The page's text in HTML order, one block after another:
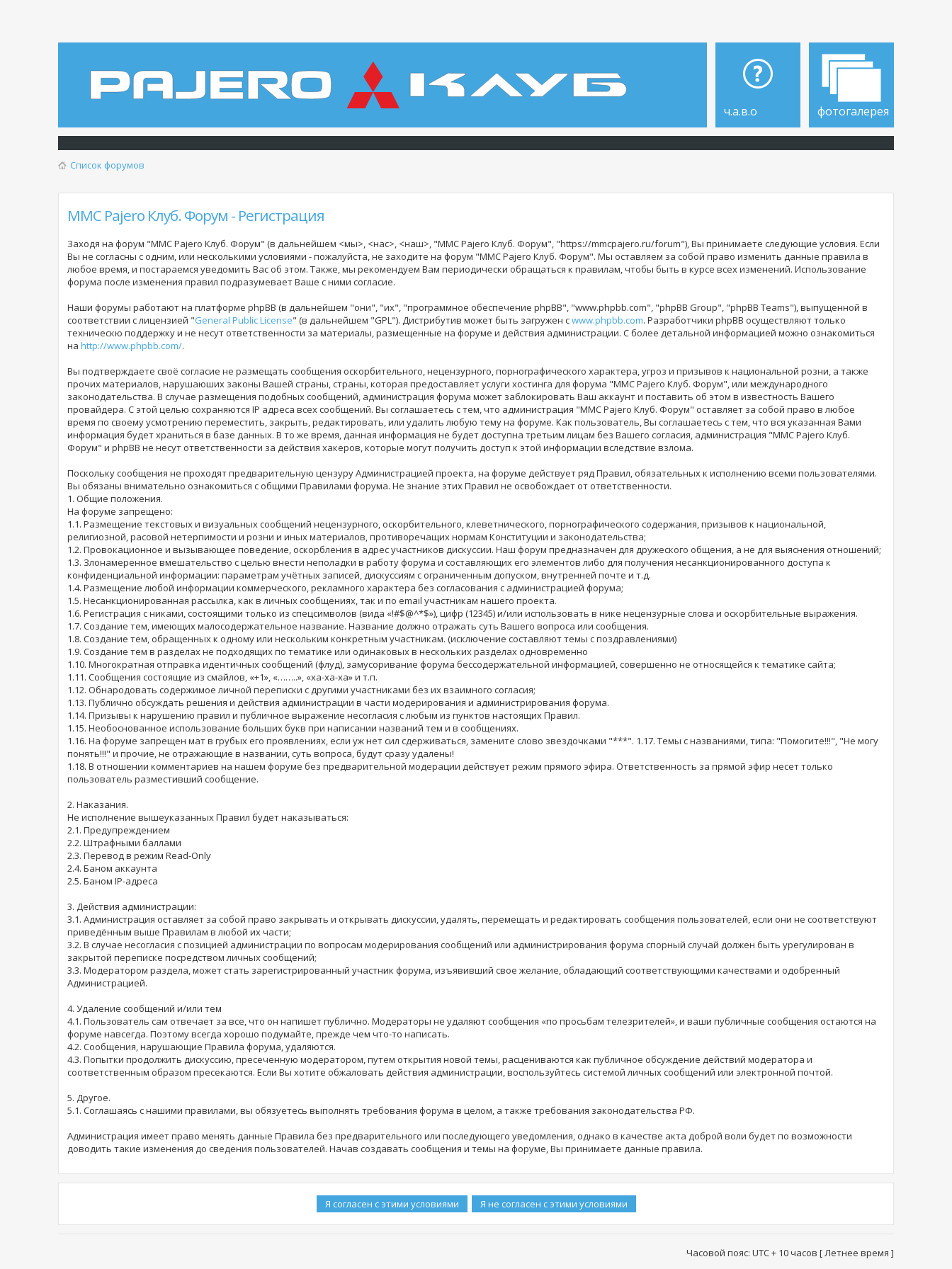
ч.а.в.о фотогалерея
Список форумов
MMC Pajero Клуб. Форум - Регистрация
Заходя на форум "MMC Pajero Клуб. Форум" (в дальнейшем <мы>, <нас>, <наш>, "MMC Pajero Клуб. Форум", "https://mmcpajero.ru/forum"), Вы принимаете следующие условия. Если
Вы не согласны с одним, или несколькими условиями - пожалуйста, не заходите на форум "MMC Pajero Клуб. Форум". Мы оставляем за собой право изменить данные правила в
любое время, и постараемся уведомить Вас об этом. Также, мы рекомендуем Вам периодически обращаться к правилам, чтобы быть в курсе всех изменений. Использование
форума после изменения правил подразумевает Ваше с ними согласие.
Наши форумы работают на платформе phpBB (в дальнейшем "они", "их", "программное обеспечение phpBB", "www.phpbb.com", "phpBB Group", "phpBB Teams"), выпущенной в
соответствии с лицензией "General Public License" (в дальнейшем "GPL"). Дистрибутив может быть загружен сwww.phpbb.com. Разработчики phpBB осуществляют только
техническю поддержку и не несут ответственности за материалы, размещенные на форуме и действия администрации. С более детальной информацией можно ознакомиться
на http://www.phpbb.com/.
Вы подтверждаете своё согласие не размещать сообщения оскорбительного, нецензурного, порнографического характера, угроз и призывов к национальной розни, а также
прочих материалов, нарушаюших законы Вашей страны, страны, которая предоставляет услуги хостинга для форума "MMC Pajero Клуб. Форум", или международного
законодательства. В случае размещения подобных сообщений, администрация форума может заблокировать Ваш аккаунт и поставить об этом в известность Вашего
провайдера. С этой целью сохраняются IP адреса всех сообщений. Вы соглашаетесь с тем, что администрация "MMC Pajero Клуб. Форум" оставляет за собой право в любое
время по своему усмотрению переместить, закрыть, редактировать, или удалить любую тему на форуме. Как пользователь, Вы соглашаетесь с тем, что вся указанная Вами
информация будет храниться в базе данных. В то же время, данная информация не будет доступна третьим лицам без Вашего согласия, администрация "MMC Pajero Клуб.
Форум" и phpBB не несут ответственности за действия хакеров, которые могут получить доступ к этой информации вследствие взлома.
Поскольку сообщения не проходят предварительную цензуру Администрацией проекта, на форуме действует ряд Правил, обязательных к исполнению всеми пользователями.
Вы обязаны внимательно ознакомиться с общими Правилами форума. Не знание этих Правил не освобождает от ответственности.
1. Общие положения.
На форуме запрещено:
1.1. Размещение текстовых и визуальных сообщений нецензурного, оскорбительного, клеветнического, порнографического содержания, призывов к национальной,
религиозной, расовой нетерпимости и розни и иных материалов, противоречащих нормам Конституции и законодательства;
1.2. Провокационное и вызывающее поведение, оскорбления в адрес участников дискуссии. Наш форум предназначен для дружеского общения, а не для выяснения отношений;
1.3. Злонамеренное вмешательство с целью внести неполадки в работу форума и составляющих его элементов либо для получения несанкционированного доступа к
конфиденциальной информации: параметрам учётных записей, дискуссиям с ограниченным допуском, внутренней почте и т.д.
1.4. Размещение любой информации коммерческого, рекламного характера без согласования с администрацией форума;
1.5. Несанкционированная рассылка, как в личных сообщениях, так и по email участникам нашего проекта.
1.6. Регистрация с никами, состоящими только из спецсимволов (вида «!#$@^*$»), цифр (12345) и/или использовать в нике нецензурные слова и оскорбительные выражения.
1.7. Создание тем, имеющих малосодержательное название. Название должно отражать суть Вашего вопроса или сообщения.
1.8. Создание тем, обращенных к одному или нескольким конкретным участникам. (исключение составляют темы с поздравлениями)
1.9. Создание тем в разделах не подходящих по тематике или одинаковых в нескольких разделах одновременно
1.10. Многократная отправка идентичных сообщений (флуд), замусоривание форума бессодержательной информацией, совершенно не относящейся к тематике сайта;
1.11. Сообщения состоящие из смайлов, «+1», «……..», «ха-ха-ха» и т.п.
1.12. Обнародовать содержимое личной переписки с другими участниками без их взаимного согласия;
1.13. Публично обсуждать решения и действия администрации в части модерирования и администрирования форума.
1.14. Призывы к нарушению правил и публичное выражение несогласия с любым из пунктов настоящих Правил.
1.15. Необоснованное использование больших букв при написании названий тем и в сообщениях.
1.16. На форуме запрещен мат в грубых его проявлениях, если уж нет сил сдерживаться, замените слово звездочками "***". 1.17. Темы с названиями, типа: "Помогите!!!", "Не могу
понять!!!" и прочие, не отражающие в названии, суть вопроса, будут сразу удалены!
1.18. В отношении комментариев на нашем форуме без предварительной модерации действует режим прямого эфира. Ответственность за прямой эфир несет только
пользователь разместивший сообщение.
2. Наказания.
Не исполнение вышеуказанных Правил будет наказываться:
2.1. Предупреждением
2.2. Штрафными баллами
2.3. Перевод в режим Read-Only
2.4. Баном аккаунта
2.5. Баном IP-адреса
3. Действия администрации:
3.1. Администрация оставляет за собой право закрывать и открывать дискуссии, удалять, перемещать и редактировать сообщения пользователей, если они не соответствуют
приведённым выше Правилам в любой их части;
3.2. В случае несогласия с позицией администрации по вопросам модерирования сообщений или администрирования форума спорный случай должен быть урегулирован в
закрытой переписке посредством личных сообщений;
3.3. Модератором раздела, может стать зарегистрированный участник форума, изъявивший свое желание, обладающий соответствующими качествами и одобренный
Администрацией.
4. Удаление сообщений и/или тем
4.1. Пользователь сам отвечает за все, что он напишет публично. Модераторы не удаляют сообщения «по просьбам телезрителей», и ваши публичные сообщения остаются на
форуме навсегда. Поэтому всегда хорошо подумайте, прежде чем что-то написать.
4.2. Сообщения, нарушающие Правила форума, удаляются.
4.3. Попытки продолжить дискуссию, пресеченную модератором, путем открытия новой темы, расцениваются как публичное обсуждение действий модератора и
соответственным образом пресекаются. Если Вы хотите обжаловать действия администрации, воспользуйтесь системой личных сообщений или электронной почтой.
5. Другое.
5.1. Соглашаясь с нашими правилами, вы обязуетесь выполнять требования форума в целом, а также требования законодательства РФ.
Администрация имеет право менять данные Правила без предварительного или последующего уведомления, однако в качестве акта доброй воли будет по возможности
доводить такие изменения до сведения пользователей. Начав создавать сообщения и темы на форуме, Вы принимаете данные правила.
Часовой пояс: UTC + 10 часов [ Летнее время ]